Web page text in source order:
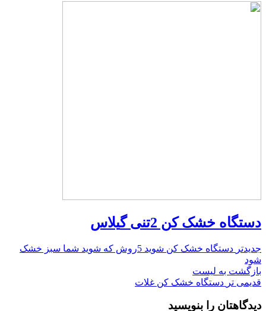
دستگاه خشک کن 2تنی گ یلاس
جدیدتر
دستگاه خشک کن شوید 5روش که شوید شما سبز خشک
شود
بازگشت به لیست
قدیمی تر دستگاه خشک کن غلات
دیدگاهتان را بنویسید